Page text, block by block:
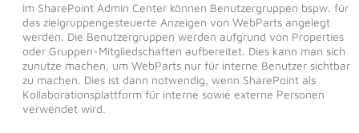
Im SharePoint Admin Center können Benutzergruppen bspw. für
das zielgruppengesteuerte Anzeigen von WebParts angelegt
werden. Die Benutzergruppen werden aufgrund von Properties
oder Gruppen-Mitgliedschaften aufbereitet. Dies kann man sich
zunutze machen, um WebParts nur für interne Benutzer sichtbar
zu machen. Dies ist dann notwendig, wenn SharePoint als
Kollaborationsplattform für interne sowie externe Personen
verwendet wird.